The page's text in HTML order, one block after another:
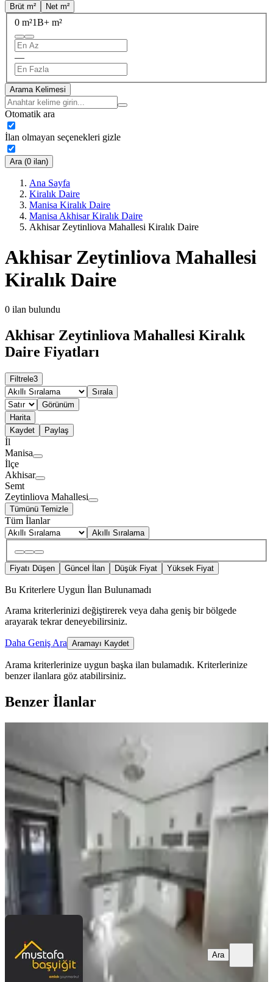
Brüt m²
Net m²
0 m²1B+ m²
—
Arama Kelimesi
Otomatik ara
İlan olmayan seçenekleri gizle
Ara (0 ilan)
Ana Sayfa
Kiralık Daire
Manisa Kiralık Daire
Manisa Akhisar Kiralık Daire
Akhisar Zeytinliova Mahallesi Kiralık Daire
Akhisar Zeytinliova Mahallesi
Kiralık Daire
0 ilan bulundu
Akhisar Zeytinliova Mahallesi Kiralık
Daire Fiyatları
Filtrele3
Sırala
Görünüm
Harita
Kaydet
Paylaş
İl
Manisa
İlçe
Akhisar
Semt
Zeytinliova Mahallesi
Tümünü Temizle
Tüm İlanlar
Akıllı Sıralama
Fiyatı Düşen Güncel İlan Düşük Fiyat Yüksek Fiyat
Bu Kriterlere Uygun İlan Bulunamadı
Arama kriterlerinizi değiştirerek veya daha geniş bir bölgede
arayarak tekrar deneyebilirsiniz.
Daha Geniş Ara Aramayı Kaydet
Arama kriterlerinize uygun başka ilan bulamadık. Kriterlerinize
benzer ilanlara göz atabilirsiniz.
Benzer İlanlar
Mustafa Başyiğit Emlaktan Cadde
Üzeri Geniş 2+1
Akhisar, Cumhuriyet Mahallesi
107 m²·1. Kat·09.08.2026
Mustafa Başyiğit
Ara